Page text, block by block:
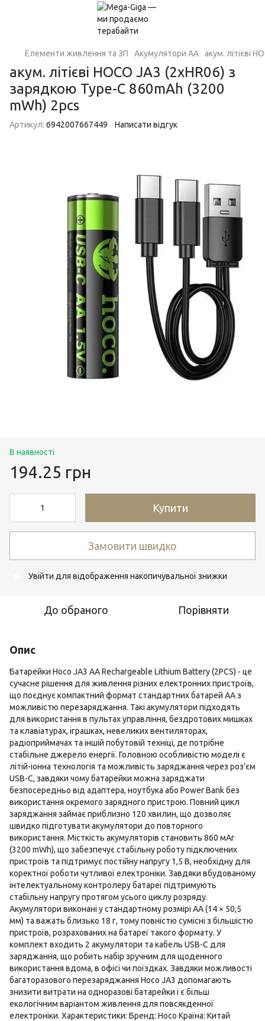
Елементи живлення та ЗП Акумулятори AA акум. літієві
акум. літієві HOCO JA3 (2xHR06) з
зарядкою Type-C 860mAh (3200
mWh) 2pcs
Артикул: 6942007667449 Написати відгук
В наявності
194.25 грн
Купити
Замовити швидко
Увійти для відображення накопичувальної знижки
До обраного Порівняти
Опис
Батарейки Hoco JA3 AA Rechargeable Lithium Battery (2PCS) - це
сучасне рішення для живлення різних електронних пристроїв,
що поєднує компактний формат стандартних батарей AA з
можливістю перезаряджання. Такі акумулятори підходять
для використання в пультах управління, бездротових мишках
та клавіатурах, іграшках, невеликих вентиляторах,
радіоприймачах та іншій побутовій техніці, де потрібне
стабільне джерело енергії. Головною особливістю моделі є
літій-іонна технологія та можливість заряджання через роз'єм
USB-C, завдяки чому батарейки можна заряджати
безпосередньо від адаптера, ноутбука або Power Bank без
використання окремого зарядного пристрою. Повний цикл
заряджання займає приблизно 120 хвилин, що дозволяє
швидко підготувати акумулятори до повторного
використання. Місткість акумуляторів становить 860 мАг
(3200 mWh), що забезпечує стабільну роботу підключених
пристроїв та підтримує постійну напругу 1,5 В, необхідну для
коректної роботи чутливої електроніки. Завдяки вбудованому
інтелектуальному контролеру батареї підтримують
стабільну напругу протягом усього циклу розряду.
Акумулятори виконані у стандартному розмірі AA (14 × 50,5
мм) та важать близько 18 г, тому повністю сумісні з більшістю
пристроїв, розрахованих на батареї такого формату. У
комплект входить 2 акумулятори та кабель USB-C для
заряджання, що робить набір зручним для щоденного
використання вдома, в офісі чи поїздках. Завдяки можливості
багаторазового перезаряджання Hoco JA3 допомагають
знизити витрати на одноразові батарейки і є більш
екологічним варіантом живлення для повсякденної
електроніки. Характеристики: Бренд: Hoco Країна: Китай